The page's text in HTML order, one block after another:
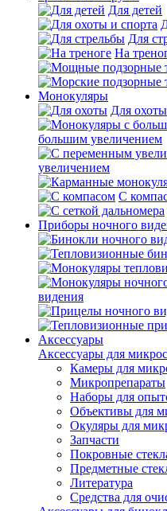
Для детей
Для
На
Монокуляры
Для охоты
большим увеличением
увеличением
С
Приборы ночного
видения
Аксессуары
Аксессуары для
Камеры для
Микропрепараты
Наборы для
Объективы для
Окуляры для
Запчасти
Покровные
Предметные
Литература
Средства для